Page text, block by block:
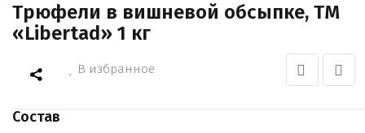
Трюфели в вишневой обсыпке, ТМ
«Libertad» 1 кг
В избранное
Состав